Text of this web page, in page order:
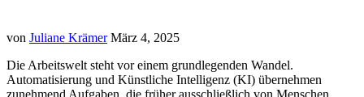
von Juliane Krämer März 4, 2025
Die Arbeitswelt steht vor einem grundlegenden Wandel.
Automatisierung und Künstliche Intelligenz (KI) übernehmen
zunehmend Aufgaben, die früher ausschließlich von Menschen